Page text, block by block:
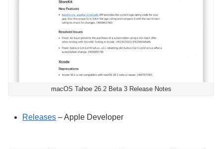
macOS Tahoe 26.2 Beta 3 Release Notes
Releases – Apple Developer